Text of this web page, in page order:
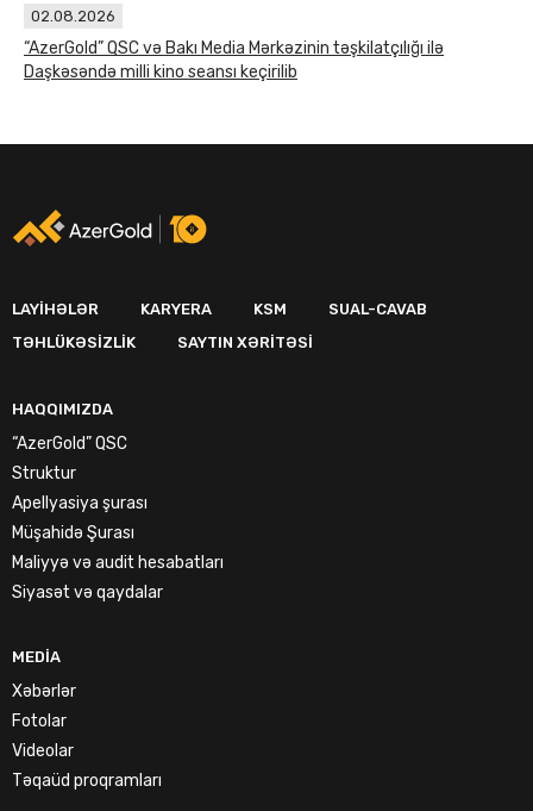
02.08.2026
“AzerGold” QSC və Bakı Media Mərkəzinin təşkilatçılığı ilə
Daşkəsəndə milli kino seansı keçirilib
LAYIHƏLƏR KARYERA KSM
SUAL-CAVAB
TƏHLÜKƏSIZLIK
SAYTIN XƏRITƏSI
HAQQIMIZDA
“AzerGold” QSC
Struktur
Apellyasiya şurası
Müşahidə Şurası
Maliyyə və audit hesabatları
Siyasət və qaydalar
MEDIA
Xəbərlər
Fotolar
Videolar
Təqaüd proqramları